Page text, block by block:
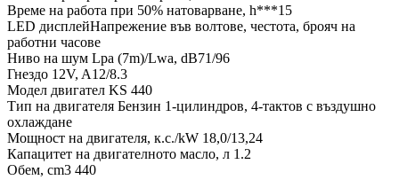
Време на работа при 50% натоварване, h***15
LED дисплейНапрежение във волтове, честота, брояч на
работни часове
Ниво на шум Lpa (7m)/Lwa, dB71/96
Гнездо 12V, A12/8.3
Модел двигател KS 440
Тип на двигателя Бензин 1-цилиндров, 4-тактов с въздушно
охлаждане
Мощност на двигателя, к.с./kW 18,0/13,24
Капацитет на двигателното масло, л 1.2
Обем, cm3 440